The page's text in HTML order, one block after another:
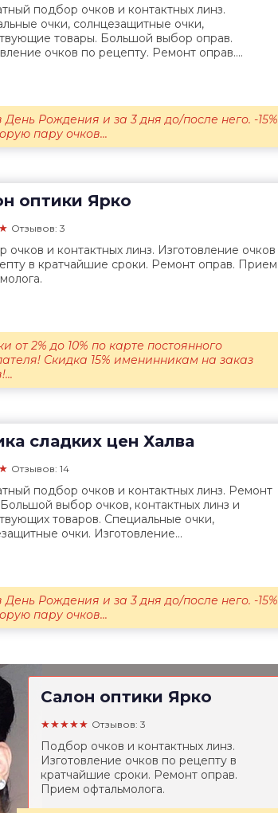
подбор очков и контактных линз.
очки, солнцезащитные очки,
товары. Большой выбор оправ.
очков по рецепту. Ремонт оправ....
День Рождения и за 3 дня до/после него. -15%
пару очков...
оптики Ярко
Отзывов: 3
очков и контактных линз. Изготовление очков
в кратчайшие сроки. Ремонт оправ. Прием
от 2% до 10% по карте постоянного
Скидка 15% именинникам на заказ
сладких цен Халва
Отзывов: 14
подбор очков и контактных линз. Ремонт
выбор очков, контактных линз и
товаров. Специальные очки,
очки. Изготовление...
День Рождения и за 3 дня до/после него. -15%
пару очков...
Салон оптики Ярко
★★★★★ Отзывов: 3
Подбор очков и контактных линз.
Изготовление очков по рецепту в
кратчайшие сроки. Ремонт оправ.
Прием офтальмолога.